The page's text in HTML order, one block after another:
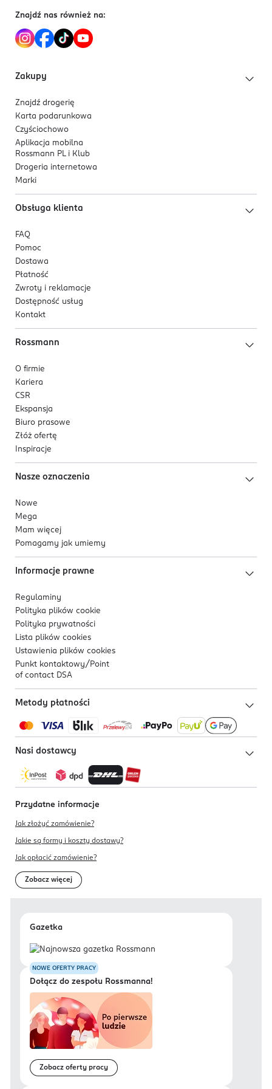
policzkowych oraz ciało dla świetlistego
Znajdź nas również na:
Zakupy
Znajdź drogerię
Karta podarunkowa
Czyściochowo
Aplikacja mobilna
Rossmann PL i Klub
Drogeria internetowa
Marki
Obsługa klienta
FAQ
Pomoc
Dostawa
Płatność
Zwroty i reklamacje
Dostępność usług
Kontakt
Rossmann
O firmie
Kariera
CSR
Ekspansja
Biuro prasowe
Złóż ofertę
Inspiracje
Nasze oznaczenia
Nowe
Mega
Mam więcej
Pomagamy jak umiemy
Informacje prawne
Regulaminy
Polityka plików cookie
Polityka prywatności
Lista plików cookies
Ustawienia plików cookies
Punkt kontaktowy/ Point
of contact DSA
Metody płatności
Nasi dostawcy
Przydatne informacje
Jak złożyć zamówienie?
Jakie są formy i koszty dostawy?
Jak opłacić zamówienie?
Zobacz więcej
Gazetka
NOWE OFERTY PRACY
Dołącz do zespołu Rossmanna!
Zobacz oferty pracy